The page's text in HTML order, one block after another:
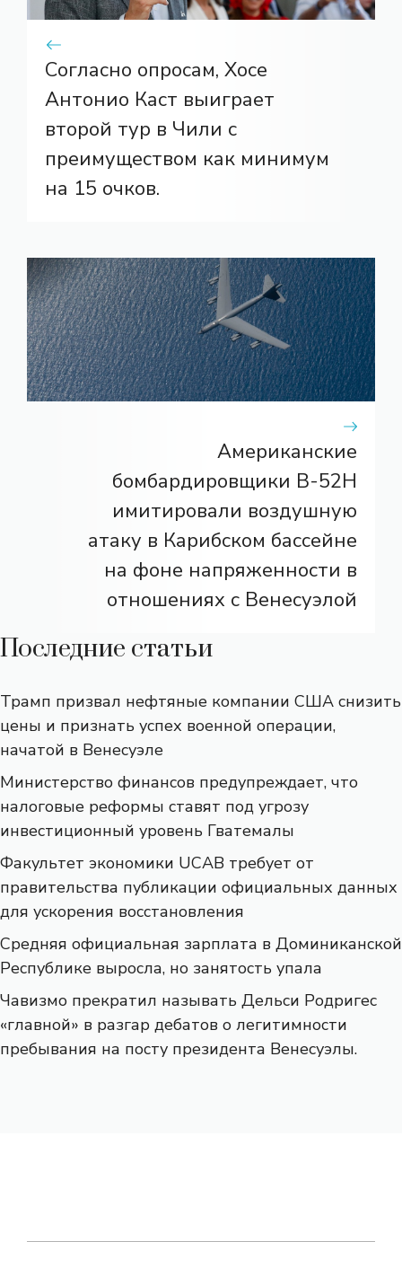
Согласно опросам, Хосе
Антонио Каст выиграет
второй тур в Чили с
преимуществом как минимум
на 15 очков.
Американские
бомбардировщики B-52H
имитировали воздушную
атаку в Карибском бассейне
на фоне напряженности в
отношениях с Венесуэлой
Последние статьи
Трамп призвал нефтяные компании США снизить
цены и признать успех военной операции,
начатой ​​в Венесуэле
Министерство финансов предупреждает, что
налоговые реформы ставят под угрозу
инвестиционный уровень Гватемалы
Факультет экономики UCAB требует от
правительства публикации официальных данных
для ускорения восстановления
Средняя официальная зарплата в Доминиканской
Республике выросла, но занятость упала
Чавизмо прекратил называть Дельси Родригес
«главной» в разгар дебатов о легитимности
пребывания на посту президента Венесуэлы.